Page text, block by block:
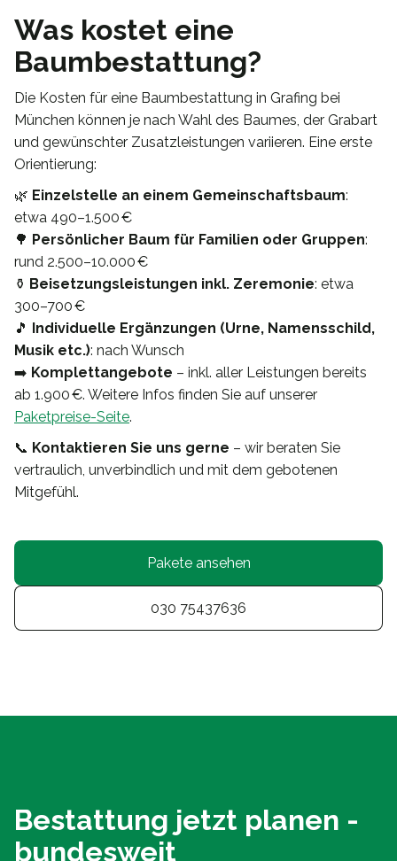
Was kostet eine
Baumbestattung?
Die Kosten für eine Baumbestattung in Grafing bei
München können je nach Wahl des Baumes, der Grabart
und gewünschter Zusatzleistungen variieren. Eine erste
Orientierung:
🌿 Einzelstelle an einem Gemeinschaftsbaum:
etwa 490–1.500 €
🌳 Persönlicher Baum für Familien oder Gruppen:
rund 2.500–10.000 €
⚱️ Beisetzungsleistungen inkl. Zeremonie: etwa
300–700 €
🎵 Individuelle Ergänzungen (Urne, Namensschild,
Musik etc.): nach Wunsch
➡️ Komplettangebote – inkl. aller Leistungen bereits
ab 1.900 €. Weitere Infos finden Sie auf unserer
Paketpreise-Seite.
📞 Kontaktieren Sie uns gerne – wir beraten Sie
vertraulich, unverbindlich und mit dem gebotenen
Mitgefühl.
Pakete ansehen
030 75437636
Bestattung jetzt planen -
bundesweit